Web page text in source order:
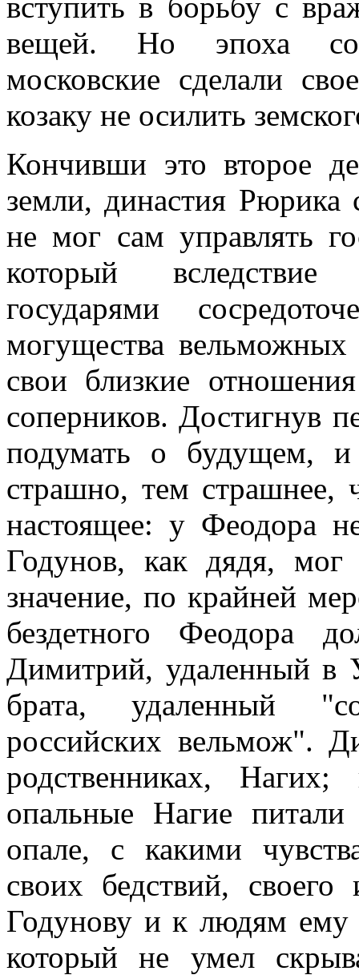
вступить в борьбу с
вещей. Но эпоха
московские сделали
козаку не осилить
Кончивши это второе
земли, династия
не мог сам управлять
который вследствие
государями
могущества
свои близкие
соперников. Достигнув
подумать о будущем,
страшно, тем
настоящее: у Феодора
Годунов, как дядя, мог
значение, по крайней
бездетного Феодора
Димитрий, удаленный в
брата, удаленный
российских вельмож".
родственниках,
опальные Нагие
опале, с какими
своих бедствий,
Годунову и к людям ему
который не умел